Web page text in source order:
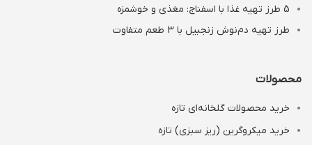
5 طرز تهیه غذا با اسفناج: مغذی و خوشمزه
طرز تهیه دم‌نوش زنجبیل با 3 طعم متفاوت
محصولات
خرید محصولات گلخانه‌ای تازه
خرید میکروگرین (ریز سبزی) تازه